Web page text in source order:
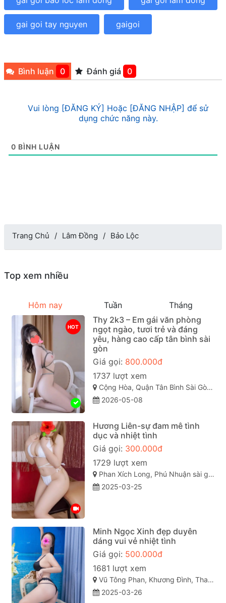
gai goi tay nguyen gaigoi
Bình luận 0 Đánh giá 0
Vui lòng [ĐĂNG KÝ] Hoặc [ĐĂNG NHẬP] để sử
dụng chức năng này.
0 BÌNH LUẬN
Trang Chủ Lâm Đồng Bảo Lộc
Top xem nhiều
Hôm nay Tuần Tháng
HOT
Thy 2k3 – Em gái văn phòng
ngọt ngào, tươi trẻ và đáng
yêu, hàng cao cấp tân bình sài
gòn
Giá gọi: 800.000đ
1737 lượt xem
Cộng Hòa, Quận Tân Bình Sài Gòn ( TP. Hồ Chí Minh )
2026-05-08
Hương Liên-sự đam mê tình
dục và nhiệt tình
Giá gọi: 300.000đ
1729 lượt xem
Phan Xích Long, Phú Nhuận sài gòn
2025-03-25
Minh Ngọc Xinh đẹp duyên
dáng vui vẻ nhiệt tình
Giá gọi: 500.000đ
1681 lượt xem
Vũ Tông Phan, Khương Đình, Thanh Xuân, Hà Nội
2025-03-26